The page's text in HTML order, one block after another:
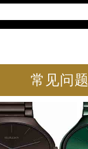
常见问题